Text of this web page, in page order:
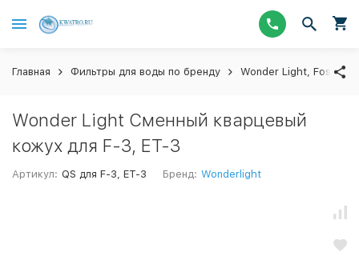
Главная Фильтры для воды по бренду Wonder Light, Foshan
Wonder Light Сменный кварцевый
кожух для F-3, ET-3
Артикул: QS для F-3, ET-3 Бренд: Wonderlight